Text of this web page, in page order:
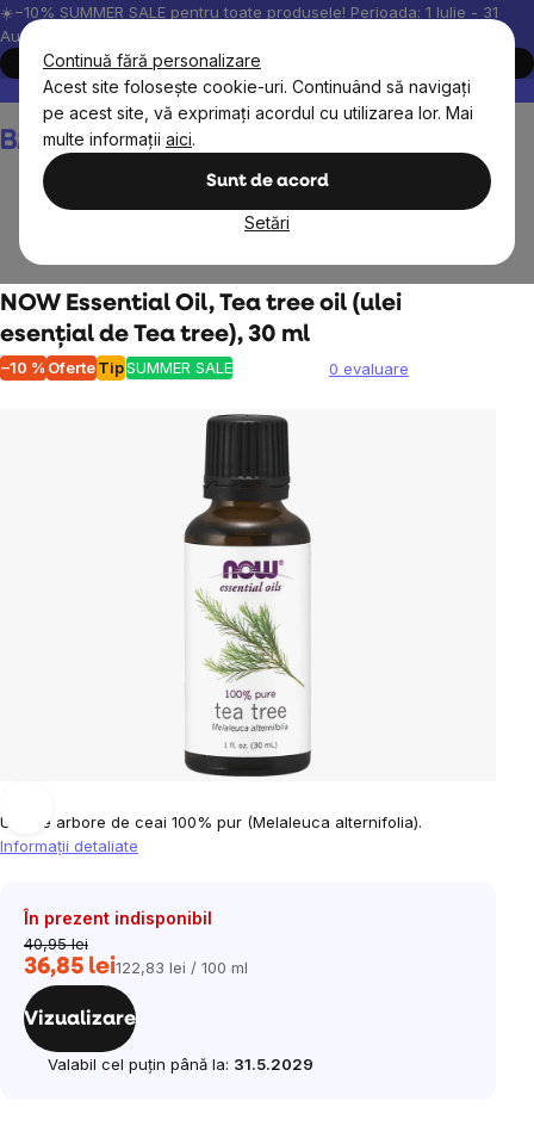
Continuă fără personalizare
Acest site folosește cookie-uri. Continuând să navigați
pe acest site, vă exprimați acordul cu utilizarea lor. Mai
multe informații aici.
Sunt de acord
Setări
Treci
la
conținut
☀️−10% SUMMER SALE pentru toate produsele! Perioada: 1 Iulie - 31
August, 2026.
Cumpără acum
Peste 200.000 de recenzii verificate
Produsele noastre sunt
Coş
de
NOW Essential Oil, Tea tree oil (ulei
esențial de Tea tree), 30 ml
–10 % OferteTipSUMMER SALE 0 evaluare
Ulei de arbore de ceai 100% pur (Melaleuca alternifolia).
Informaţii detaliate
În prezent indisponibil
40,95 lei
36,85 leiEvaluare
preţ:
122,83 lei / 100 ml
Vizualizare
Valabil cel puțin până la: 31.5.2029